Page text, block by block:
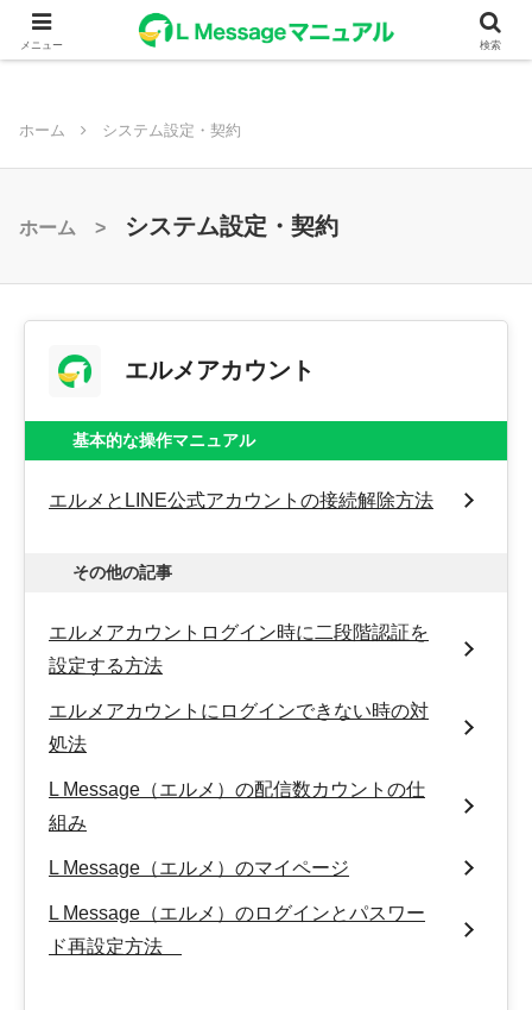
ホーム システム設定・契約
ホーム > システム設定・契約
エルメアカウント
基本的な操作マニュアル
エルメとLINE公式アカウントの接続解除方法
その他の記事
エルメアカウントログイン時に二段階認証を
設定する方法
エルメアカウントにログインできない時の対
処法
L Message（エルメ）の配信数カウントの仕
組み
L Message（エルメ）のマイページ
L Message（エルメ）のログインとパスワー
ド再設定方法
メニュー 検索